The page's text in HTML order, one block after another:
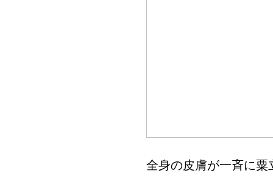
全身の皮膚が一斉に